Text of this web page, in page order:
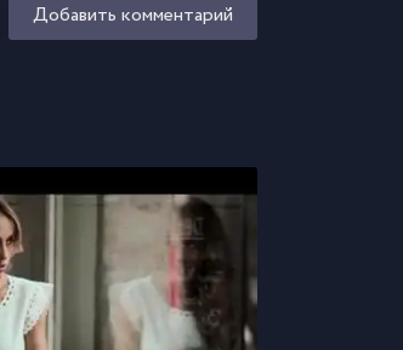
Добавить комментарий